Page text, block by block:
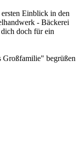
Einblick in den
- Bäckerei
doch für ein
Großfamilie" begrüßen